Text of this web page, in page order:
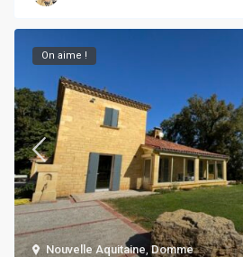
Nouvelle Aquitaine ,Domme
On aime !